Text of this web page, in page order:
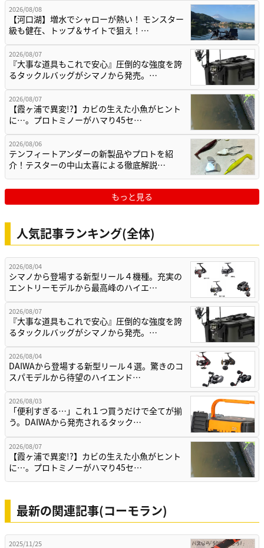
2026/08/08
【河口湖】増水でシャローが熱い！ モンスター
級も健在、トップ＆サイトで狙え！…
2026/08/07
『大事な道具もこれで安心』圧倒的な強度を誇
るタックルバッグがシマノから発売。…
2026/08/07
【霞ヶ浦で異変!?】カビの生えた小魚がヒント
に…。プロトミノーがハマり45セ…
2026/08/06
テンフィートアンダーの新製品やプロトを紹
介！テスターの中山太喜による徹底解説…
もっと見る
人気記事ランキング(全体)
2026/08/04
シマノから登場する新型リール４機種。充実の
エントリーモデルから最高峰のハイエ…
2026/08/07
『大事な道具もこれで安心』圧倒的な強度を誇
るタックルバッグがシマノから発売。…
2026/08/04
DAIWAから登場する新型リール４選。驚きのコ
スパモデルから待望のハイエンド…
2026/08/03
「便利すぎる…」これ１つ買うだけで全てが揃
う。DAIWAから発売されるタック…
2026/08/07
【霞ヶ浦で異変!?】カビの生えた小魚がヒント
に…。プロトミノーがハマり45セ…
最新の関連記事(コーモラン)
2025/11/25